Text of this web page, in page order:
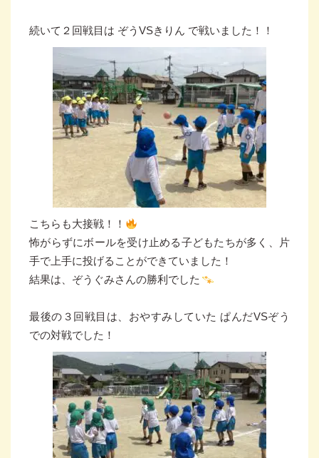
続いて２回戦目は ぞうVSきりん で戦いました！！
こちらも大接戦！！
怖がらずにボールを受け止める子どもたちが多く、片
手で上手に投げることができていました！
結果は、ぞうぐみさんの勝利でした
最後の３回戦目は、おやすみしていた ぱんだVSぞう
での対戦でした！